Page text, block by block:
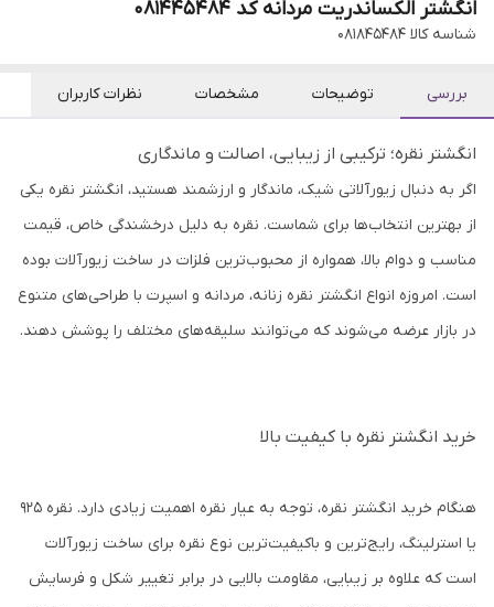
انگشتر الکساندریت مردانه کد 081445484
شناسه کالا 081845484
بررسی توضیحات مشخصات نظرات کاربران
انگشتر نقره؛ ترکیبی از زیبایی، اصالت و ماندگاری
اگر به دنبال زیورآلاتی شیک، ماندگار و ارزشمند هستید، انگشتر نقره یکی
از بهترین انتخاب‌ها برای شماست. نقره به دلیل درخشندگی خاص، قیمت
مناسب و دوام بالا، همواره از محبوب‌ترین فلزات در ساخت زیورآلات بوده
است. امروزه انواع انگشتر نقره زنانه، مردانه و اسپرت با طراحی‌های متنوع
در بازار عرضه می‌شوند که می‌توانند سلیقه‌های مختلف را پوشش دهند.
خرید انگشتر نقره با کیفیت بالا
هنگام خرید انگشتر نقره، توجه به عیار نقره اهمیت زیادی دارد. نقره 925
یا استرلینگ، رایج‌ترین و باکیفیت‌ترین نوع نقره برای ساخت زیورآلات
است که علاوه بر زیبایی، مقاومت بالایی در برابر تغییر شکل و فرسایش